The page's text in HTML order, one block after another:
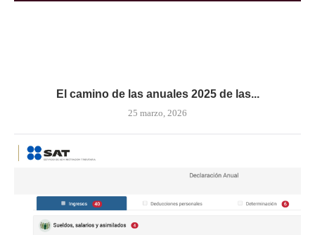
El camino de las anuales 2025 de las...
25 marzo, 2026